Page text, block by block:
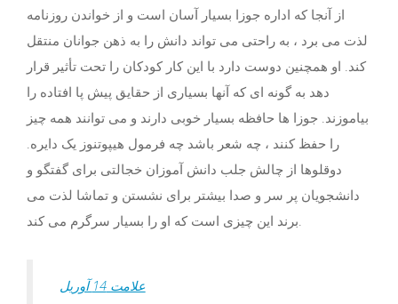
از آنجا که اداره جوزا بسیار آسان است و از خواندن روزنامه
لذت می برد ، به راحتی می تواند دانش را به ذهن جوانان منتقل
کند. او همچنین دوست دارد با این کار کودکان را تحت تأثیر قرار
دهد به گونه ای که آنها بسیاری از حقایق پیش پا افتاده را
بیاموزند. جوزا ها حافظه بسیار خوبی دارند و می توانند همه چیز
را حفظ کنند ، چه شعر باشد چه فرمول هیپوتنوز یک دایره.
دوقلوها از چالش جلب دانش آموزان خجالتی برای گفتگو و
دانشجویان پر سر و صدا بیشتر برای نشستن و تماشا لذت می
علامت 14 آوریل